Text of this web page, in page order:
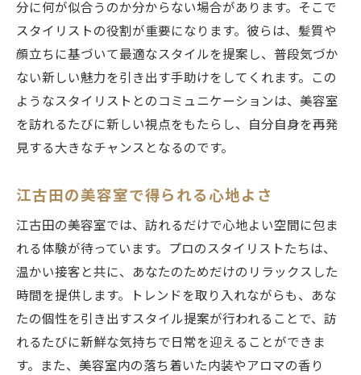
分に何が似合うのか分からない場合があります。そこで
スタイリストの役割が重要になります。彼らは、髪質や
顔立ちに基づいて最適なスタイルを提案し、普段気づか
ない新しい魅力を引き出す手助けをしてくれます。この
ようなスタイリストとのコミュニケーションは、美容室
を訪れるたびに新しい視点をもたらし、自分自身を再発
見する大きなチャンスとなるのです。
江古田の美容室で得られる心地よさ
江古田の美容室では、訪れるだけで心地よい空間に包ま
れる体験が待っています。プロのスタイリストたちは、
温かい接客と共に、あなたのためだけのリラックスした
時間を提供します。トレンドを取り入れながらも、あな
たの個性を引き出すスタイル提案が行われることで、訪
れるたびに新鮮な気持ちで日常を迎えることができま
す。また、美容室内の落ち着いた内装やアロマの香り